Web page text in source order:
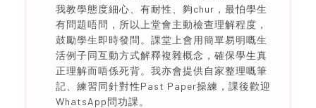
我教學態度細心、有耐性、夠chur，最怕學生
有問題唔問，所以上堂會主動檢查理解程度，
鼓勵學生即時發問。課堂上會用簡單易明嘅生
活例子同互動方式解釋複雜概念，確保學生真
正理解而唔係死背。我亦會提供自家整理嘅筆
記、練習同針對性Past Paper操練，課後歡迎
WhatsApp問功課。